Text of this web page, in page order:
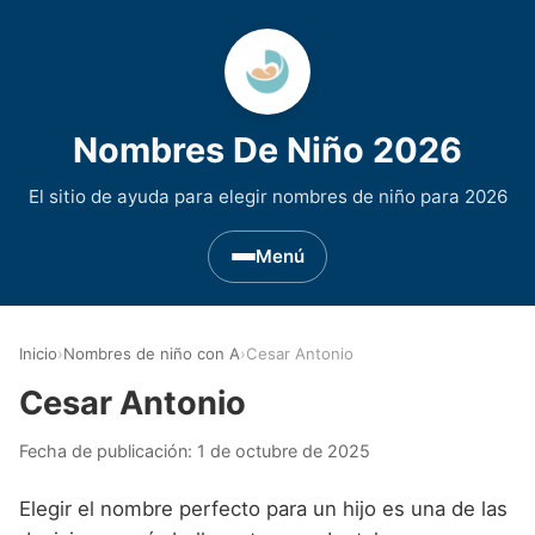
Nombres De Niño 2026
El sitio de ayuda para elegir nombres de niño para 2026
Menú
Nombres de niño que empiezan por D
Nombres de Niño Asturianos
Nombres de Niño Celtas
Inicio›Nombres de niño con A›Cesar Antonio
Cesar Antonio
Fecha de publicación: 1 de octubre de 2025
Elegir el nombre perfecto para un hijo es una de las